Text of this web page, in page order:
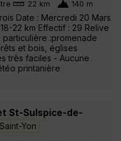
22 km 140 m
Date : Mercredi 20 Mars
22 km Effectif : 29 Relive
particulière :promenade
et bois, églises
très faciles - Aucune
printanière
St-Sulspice-de-
Saint-Yon